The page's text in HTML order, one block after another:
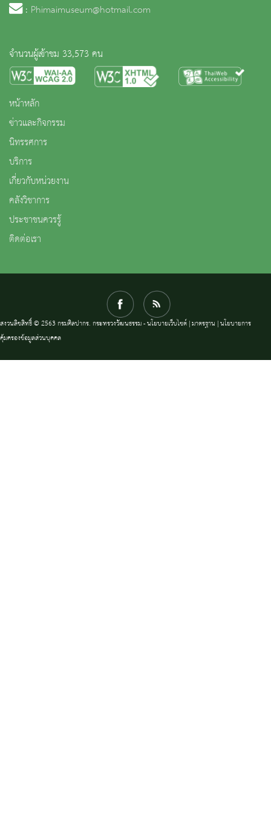
: Phimaimuseum@hotmail.com
จำนวนผู้เข้าชม 33,573 คน
หน้าหลัก
ข่าวและกิจกรรม
นิทรรศการ
บริการ
เกี่ยวกับหน่วยงาน
คลังวิชาการ
ประชาชนควรรู้
ติดต่อเรา
สงวนลิขสิทธิ์ © 2563 กรมศิลปากร. กระทรวงวัฒนธรรม -นโยบายเว็บไซต์|มาตรฐาน |นโยบายการ
คุ้มครองข้อมูลส่วนบุคคล